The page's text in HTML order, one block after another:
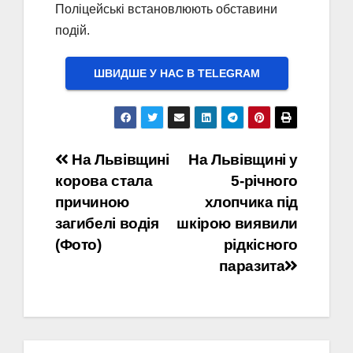
Поліцейські встановлюють обставини
подій.
ШВИДШЕ У НАС В ТELEGRAM
Навігація
записів
На Львівщині у
5-річного
хлопчика під
шкірою виявили
рідкісного
паразита
На Львівщині
корова стала
причиною
загибелі водія
(Фото)